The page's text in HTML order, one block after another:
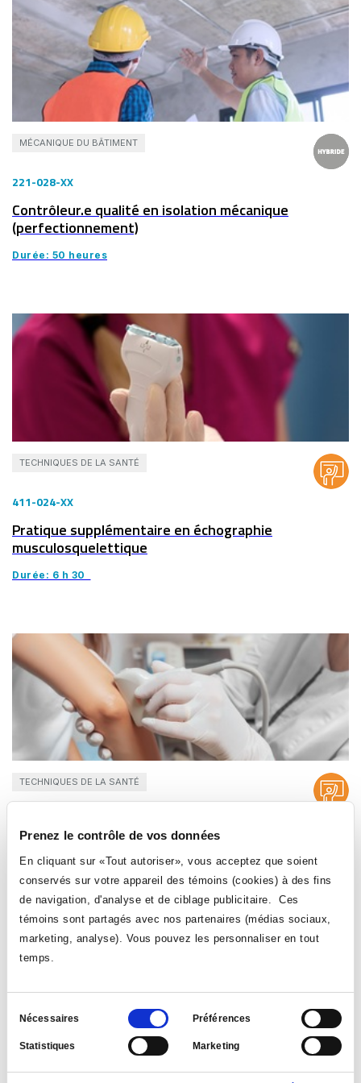
Prenez le contrôle de vos données
En cliquant sur «Tout autoriser», vous acceptez que soient
conservés sur votre appareil des témoins (cookies) à des fins
de navigation, d'analyse et de ciblage publicitaire. Ces
témoins sont partagés avec nos partenaires (médias sociaux,
marketing, analyse). Vous pouvez les personnaliser en tout
temps.
Sélection
consentement
Nécessaires Préférences
Statistiques Marketing
MÉCANIQUE DU BÂTIMENT
221-028-XX
Contrôleur.e qualité en isolation mécanique
(perfectionnement)
Durée: 50 heures
TECHNIQUES DE LA SANTÉ
411-024-XX
Pratique supplémentaire en échographie
musculosquelettique
Durée: 6 h 30
TECHNIQUES DE LA SANTÉ
poignet
Durée: 7 heures